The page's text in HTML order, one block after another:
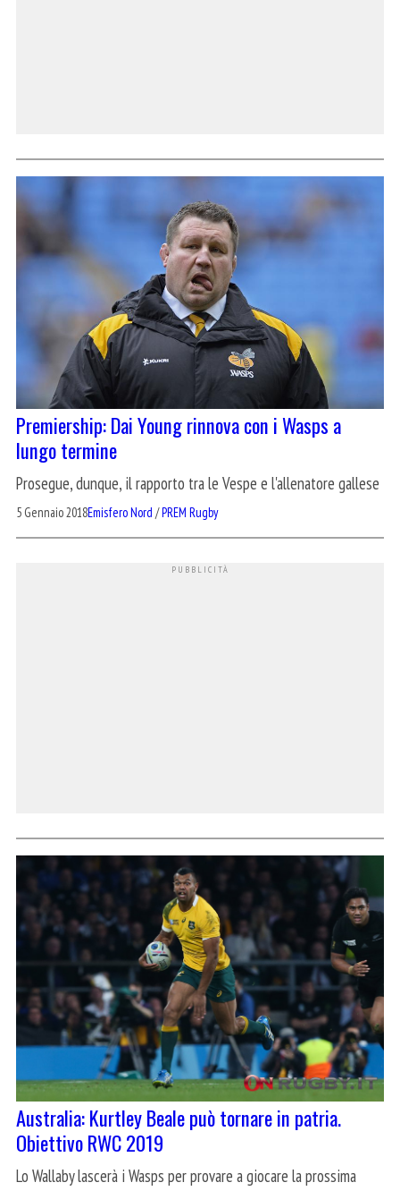
Premiership: Dai Young rinnova con i Wasps a
lungo termine
Prosegue, dunque, il rapporto tra le Vespe e l'allenatore gallese
5 Gennaio 2018Emisfero Nord /PREM Rugby
Australia: Kurtley Beale può tornare in patria.
Obiettivo RWC 2019
Lo Wallaby lascerà i Wasps per provare a giocare la prossima